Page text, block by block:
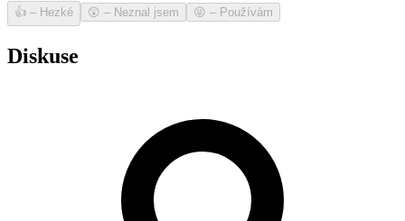
👍 – Hezké 😲 – Neznal jsem 😝 – Používám
Diskuse